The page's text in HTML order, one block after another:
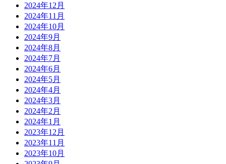
2024年12月
2024年11月
2024年10月
2024年9月
2024年8月
2024年7月
2024年6月
2024年5月
2024年4月
2024年3月
2024年2月
2024年1月
2023年12月
2023年11月
2023年10月